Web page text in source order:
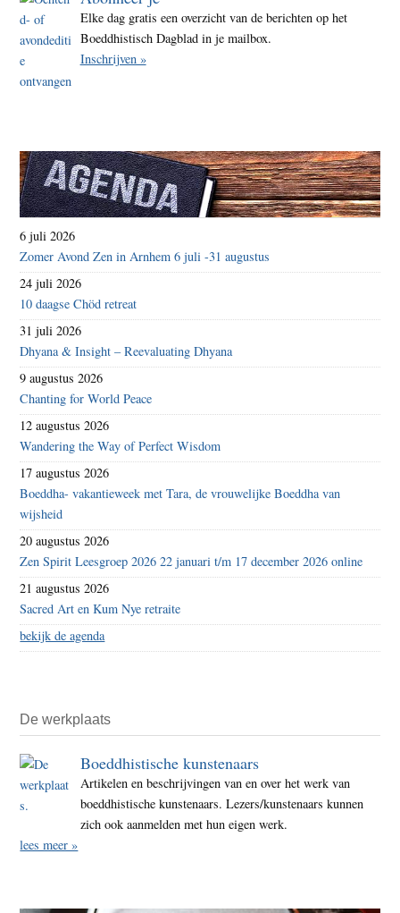
Elke dag gratis een overzicht van de berichten op het
Boeddhistisch Dagblad in je mailbox.
Inschrijven »
6 juli 2026
Zomer Avond Zen in Arnhem 6 juli -31 augustus
24 juli 2026
10 daagse Chöd retreat
31 juli 2026
Dhyana & Insight – Reevaluating Dhyana
9 augustus 2026
Chanting for World Peace
12 augustus 2026
Wandering the Way of Perfect Wisdom
17 augustus 2026
Boeddha- vakantieweek met Tara, de vrouwelijke Boeddha van
wijsheid
20 augustus 2026
Zen Spirit Leesgroep 2026 22 januari t/m 17 december 2026 online
21 augustus 2026
Sacred Art en Kum Nye retraite
bekijk de agenda
De werkplaats
Boeddhistische kunstenaars
Artikelen en beschrijvingen van en over het werk van
boeddhistische kunstenaars. Lezers/kunstenaars kunnen
zich ook aanmelden met hun eigen werk.
lees meer »